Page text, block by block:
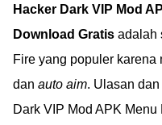
Hacker Dark VIP Mod
Download Gratis adalah
Fire yang populer karena
dan auto aim. Ulasan
Dark VIP Mod APK